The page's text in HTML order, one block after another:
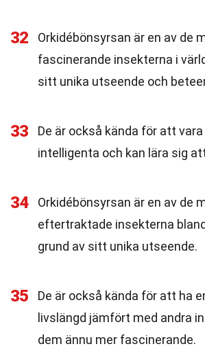
32
Orkidébönsyrsan är en av de
fascinerande insekterna i
sitt unika utseende och
33
De är också kända för att
intelligenta och kan lära sig
34
Orkidébönsyrsan är en av de
eftertraktade insekterna
grund av sitt unika utseende.
35
De är också kända för att ha
livslängd jämfört med andra
dem ännu mer fascinerande.